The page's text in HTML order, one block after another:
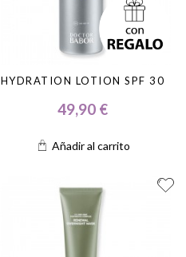
HYDRATION LOTION SPF 30
49,90 €
Añadir al carrito